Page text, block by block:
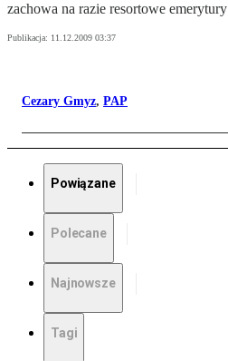
zachowa na razie resortowe emerytury
Publikacja: 11.12.2009 03:37
Cezary Gmyz, PAP
Powiązane
Polecane
Najnowsze
Tagi